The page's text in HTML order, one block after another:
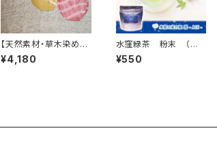
【天然素材・草木染め】
ふんどしパンツ バンブ
ー
¥4,180
水窪緑茶 粉末 （碧
オリジナル）
¥550